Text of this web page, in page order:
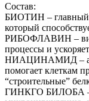
Состав:
БИОТИН – главный
который
РИБОФЛАВИН –
процессы и
НИАЦИНАМИД –
помогает клеткам
“строительные”
ГИНКГО БИЛОБА –